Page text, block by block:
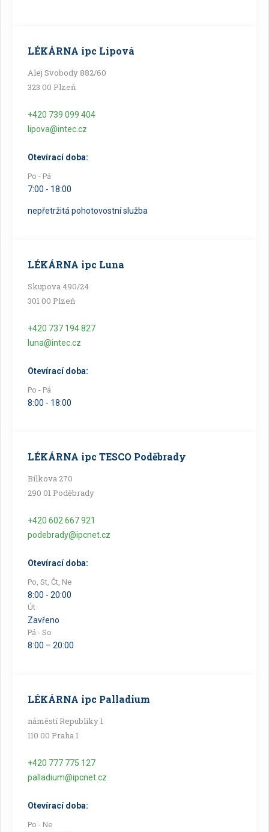
LÉKÁRNA ipc Lipová
Alej Svobody 882/60
323 00 Plzeň
+420 739 099 404
lipova@intec.cz
Otevírací doba:
Po - Pá
7:00 - 18:00
nepřetržitá pohotovostní služba
LÉKÁRNA ipc Luna
Skupova 490/24
301 00 Plzeň
+420 737 194 827
luna@intec.cz
Otevírací doba:
Po - Pá
8:00 - 18:00
LÉKÁRNA ipc TESCO Poděbrady
Bílkova 270
290 01 Poděbrady
+420 602 667 921
podebrady@ipcnet.cz
Otevírací doba:
Po, St, Čt, Ne
8:00 - 20:00
Út
Zavřeno
Pá - So
8:00 – 20:00
LÉKÁRNA ipc Palladium
náměstí Republiky 1
110 00 Praha 1
+420 777 775 127
palladium@ipcnet.cz
Otevírací doba:
Po - Ne